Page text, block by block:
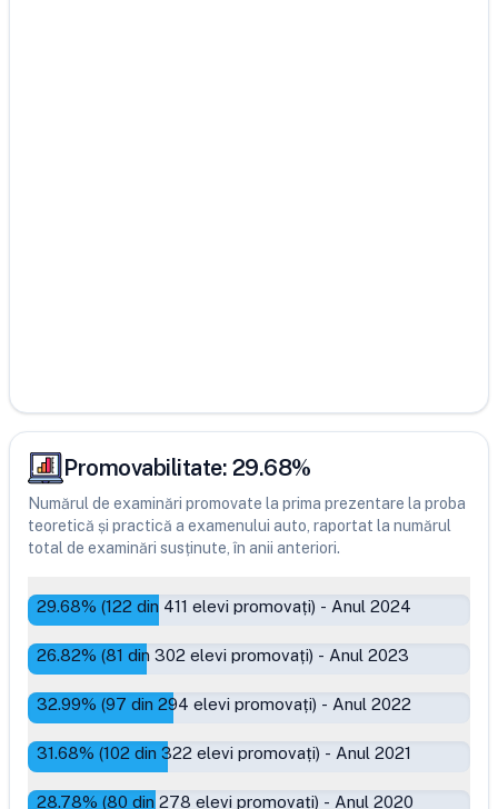
Promovabilitate: 29.68%
Numărul de examinări promovate la prima prezentare la proba
teoretică și practică a examenului auto, raportat la numărul
total de examinări susținute, în anii anteriori.
29.68% (122 din 411 elevi promovați) - Anul 2024
26.82% (81 din 302 elevi promovați) - Anul 2023
32.99% (97 din 294 elevi promovați) - Anul 2022
31.68% (102 din 322 elevi promovați) - Anul 2021
28.78% (80 din 278 elevi promovați) - Anul 2020